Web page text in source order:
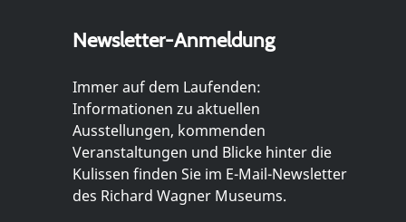
Newsletter-Anmeldung
Immer auf dem Laufenden:
Informationen zu aktuellen
Ausstellungen, kommenden
Veranstaltungen und Blicke hinter die
Kulissen finden Sie im E-Mail-Newsletter
des Richard Wagner Museums.